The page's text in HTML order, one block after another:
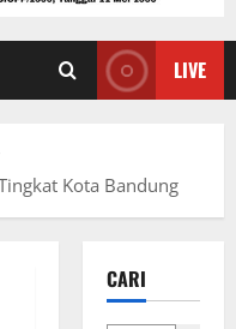
LIVE
Kota Bandung
CARI